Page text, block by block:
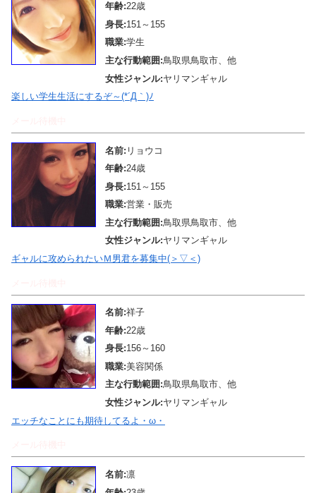
年齢:22歳
身長:151～155
職業:学生
主な行動範囲:鳥取県鳥取市、他
女性ジャンル:ヤリマンギャル
楽しい学生生活にするぞ～(*´Д｀)ﾉ
名前: リョウコ
年齢:24歳
身長:151～155
職業:営業・販売
主な行動範囲:鳥取県鳥取市、他
女性ジャンル:ヤリマンギャル
ギャルに攻められたいＭ男君を募集中(＞▽＜)
名前:祥子
年齢:22歳
身長:156～160
職業:美容関係
主な行動範囲:鳥取県鳥取市、他
女性ジャンル:ヤリマンギャル
エッチなことにも期待してるよ・ω・
名前:凛